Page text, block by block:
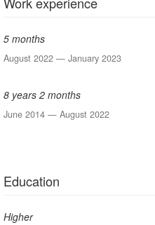
5 months
August 2022 — January 2023
8 years 2 months
June 2014 — August 2022
Education
Higher